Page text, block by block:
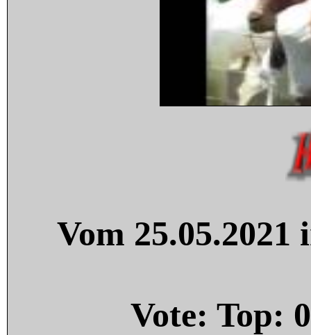
Vom
Vote: Top: 0